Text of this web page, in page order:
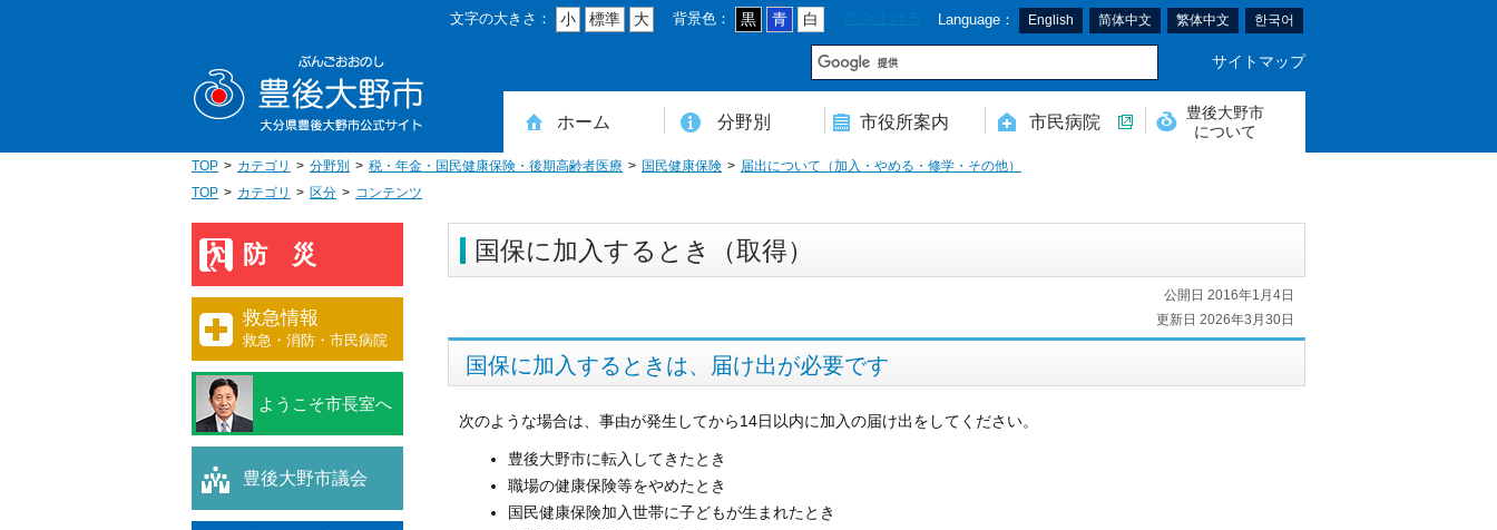
移
文字の大きさ： 小 標準 大 背景色： 黒 青 白 Language： English 简体中文 繁体中文 한국어
サイトマップ
ホーム 分野別
住民登録・戸籍・印鑑・マイナンバー
税・年金・国民健康保険・後期高齢者医療
教育・文化・スポーツ・人権・男女共同参画
健康・医療・介護・福祉・食育
消防・防災・安全・環境・ごみ・住宅・水道
商工・労働・消費者行政
入札・契約・工事・委託
農業・林業・農業委員会事務局
道路・都市計画・地籍・交通
議会・選管・監査
まちづくり・財政・管財・各種計画・人事・各支所・その他
市役所案内
本庁舎案内図
庁舎案内
行政組織
市民病院
豊後大野市
について
人口・世帯数・高齢者人口
豊後大野市の概要
豊後大野市の歴史
合併経過
市章・市民憲章・市花・市木等
豊後大野市友好交流協定
豊後大野市のすがた
豊後大野市の観光
豊後大野市の各種計画
ようこそ市長室へ
名誉市民
豊後大野市ふるさと大使
TOP カテゴリ 分野別 税・年金・国民健康保険・後期高齢者医療 国民健康保険
届出について（加入・やめる・修学・その他）
TOP
カテゴリ 区分 コンテンツ
国保に加入するとき（取得）
公開日 2016年1月4日
更新日 2026年3月30日
国保に加入するときは、届け出が必要です
次のような場合は、事由が発生してから14日以内に加入の届け出をしてください。
豊後大野市に転入してきたとき
職場の健康保険等をやめたとき
国民健康保険加入世帯に子どもが生まれたとき
防災
救急情報
救急・消防・市民病院
ようこそ市長室へ
豊後大野市議会